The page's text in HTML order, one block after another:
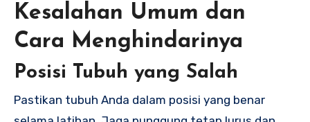
Kesalahan Umum dan
Cara Menghindarinya
Posisi Tubuh yang Salah
Pastikan tubuh Anda dalam posisi yang benar